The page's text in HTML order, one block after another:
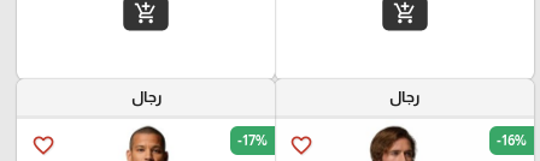
add_shopping_cart
add_shopping_cart
رجال
favorite_border -16%
رجال
favorite_border -17%